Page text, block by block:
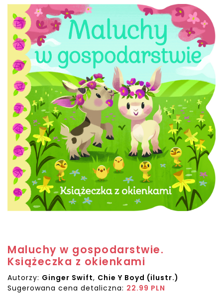
Maluchy w gospodarstwie.
Książeczka z okienkami
Autorzy: Ginger Swift, Chie Y Boyd (ilustr.)
Sugerowana cena detaliczna: 22.99 PLN